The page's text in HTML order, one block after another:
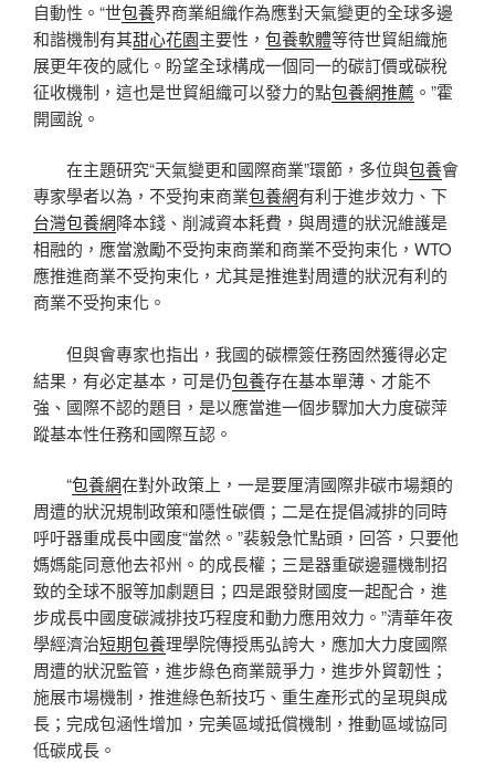
自動性。“世包養界商業組織作為應對天氣變更的全球多邊
和諧機制有其甜心花園主要性， 包養軟體等待世貿組織施
展更年夜的感化。盼望全球構成一個同一的碳訂價或碳稅
征收機制，這也是世貿組織可以發力的點包養網推薦 。”霍
開國說。
在主題研究“天氣變更和國際商業”環節，多位與包養會
專家學者以為，不受拘束商業包養網有利于進步效力、下
台灣包養網降本錢、削減資本耗費，與周遭的狀況維護是
相融的，應當激勵不受拘束商業和商業不受拘束化，WTO
應推進商業不受拘束化，尤其是推進對周遭的狀況有利的
商業不受拘束化。
但與會專家也指出，我國的碳標簽任務固然獲得必定
結果，有必定基本，可是仍包養存在基本單薄、才能不
強、國際不認的題目，是以應當進一個步驟加大力度碳萍
蹤基本性任務和國際互認。
“包養網在對外政策上，一是要厘清國際非碳市場類的
周遭的狀況規制政策和隱性碳價；二是在提倡減排的同時
呼吁器重成長中國度“當然。”裴毅急忙點頭，回答，只要他
媽媽能同意他去祁州。的成長權；三是器重碳邊疆機制招
致的全球不服等加劇題目；四是跟發財國度一起配合，進
步成長中國度碳減排技巧程度和動力應用效力。”清華年夜
學經濟治短期包養理學院傳授馬弘誇大，應加大力度國際
周遭的狀況監管，進步綠色商業競爭力，進步外貿韌性；
施展市場機制，推進綠色新技巧、重生產形式的呈現與成
長；完成包涵性增加，完美區域抵償機制，推動區域協同
低碳成長。